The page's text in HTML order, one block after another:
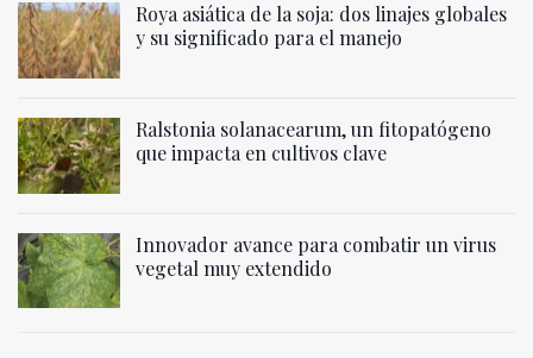
Roya asiática de la soja: dos linajes globales
y su significado para el manejo
Ralstonia solanacearum, un fitopatógeno
que impacta en cultivos clave
Innovador avance para combatir un virus
vegetal muy extendido